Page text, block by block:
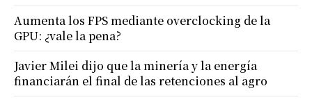
Aumenta los FPS mediante overclocking de la
GPU: ¿vale la pena?
Javier Milei dijo que la minería y la energía
financiarán el final de las retenciones al agro